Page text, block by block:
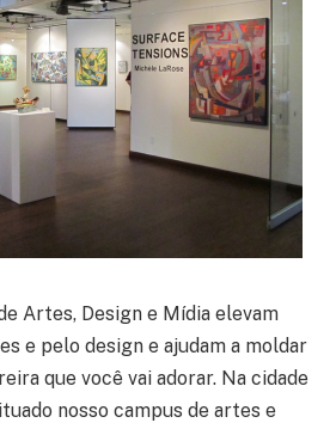
Artes, Design e Mídia elevam
e pelo design e ajudam a moldar
que você vai adorar. Na cidade
nosso campus de artes e